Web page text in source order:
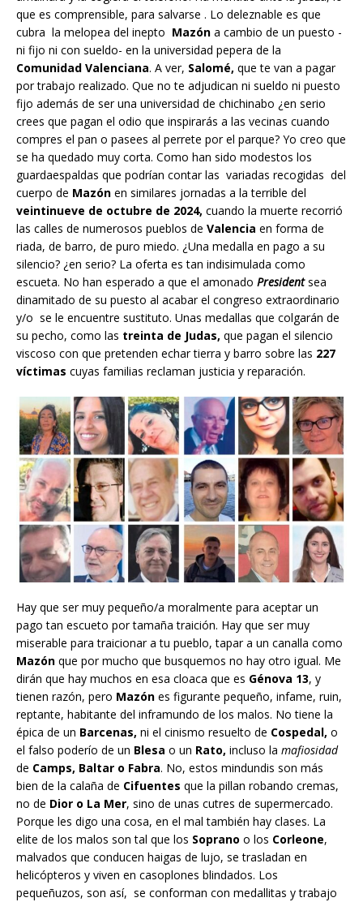
que es comprensible, para salvarse . Lo deleznable es que
cubra la melopea del inepto Mazón a cambio de un puesto -
ni fijo ni con sueldo- en la universidad pepera de la
Comunidad Valenciana. A ver, Salomé, que te van a pagar
por trabajo realizado. Que no te adjudican ni sueldo ni puesto
fijo además de ser una universidad de chichinabo ¿en serio
crees que pagan el odio que inspirarás a las vecinas cuando
compres el pan o pasees al perrete por el parque? Yo creo que
se ha quedado muy corta. Como han sido modestos los
guardaespaldas que podrían contar las variadas recogidas del
cuerpo de Mazón en similares jornadas a la terrible del
veintinueve de octubre de 2024, cuando la muerte recorrió
las calles de numerosos pueblos de Valencia en forma de
riada, de barro, de puro miedo. ¿Una medalla en pago a su
silencio? ¿en serio? La oferta es tan indisimulada como
escueta. No han esperado a que el amonado Presidentsea
dinamitado de su puesto al acabar el congreso extraordinario
y/o se le encuentre sustituto. Unas medallas que colgarán de
su pecho, como las treinta de Judas, que pagan el silencio
viscoso con que pretenden echar tierra y barro sobre las 227
víctimas cuyas familias reclaman justicia y reparación.
Hay que ser muy pequeño/a moralmente para aceptar un
pago tan escueto por tamaña traición. Hay que ser muy
miserable para traicionar a tu pueblo, tapar a un canalla como
Mazón que por mucho que busquemos no hay otro igual. Me
dirán que hay muchos en esa cloaca que es Génova 13, y
tienen razón, pero Mazón es figurante pequeño, infame, ruin,
reptante, habitante del inframundo de los malos. No tiene la
épica de un Barcenas, ni el cinismo resuelto de Cospedal, o
el falso poderío de un Blesa o un Rato, incluso la mafiosidad
de Camps, Baltar o Fabra. No, estos mindundis son más
bien de la calaña de Cifuentes que la pillan robando cremas,
no de Dior o La Mer, sino de unas cutres de supermercado.
Porque les digo una cosa, en el mal también hay clases. La
elite de los malos son tal que los Soprano o los Corleone,
malvados que conducen haigas de lujo, se trasladan en
helicópteros y viven en casoplones blindados. Los
pequeñuzos, son así, se conforman con medallitas y trabajo